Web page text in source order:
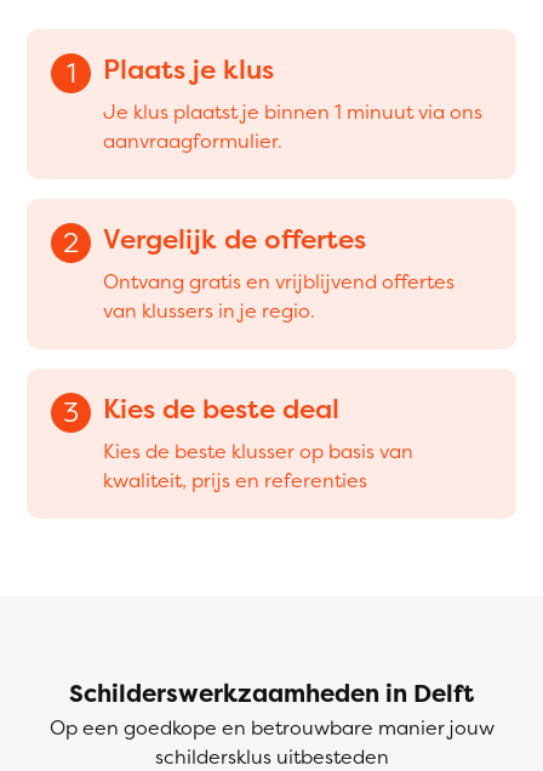
1 Plaats je klus
Je klus plaatst je binnen 1 minuut via ons
aanvraagformulier.
2 Vergelijk de offertes
Ontvang gratis en vrijblijvend offertes
van klussers in je regio.
3 Kies de beste deal
Kies de beste klusser op basis van
kwaliteit, prijs en referenties
Schilderswerkzaamheden in Delft
Op een goedkope en betrouwbare manier jouw
schildersklus uitbesteden